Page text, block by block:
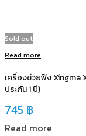
Sold out
Read more
เครื่องช่วยฟัง
ประกัน 1 ปี)
745 ฿
Read more